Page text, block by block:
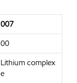
007
00
Lithium complex
e